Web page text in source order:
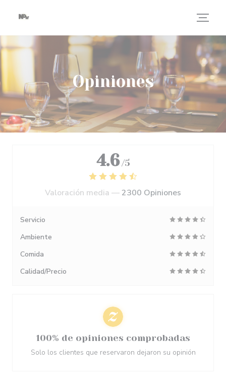
Opiniones
4.6 /5
Valoración media —2300 Opiniones
Servicio
Ambiente
Comida
Calidad/Precio
100% de opiniones comprobadas
Solo los clientes que reservaron dejaron su opinión